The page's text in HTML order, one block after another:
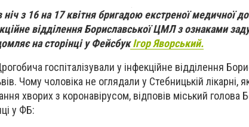
ніч з 16 на 17 квітня бригадою екстреної медичної
відділення Бориславської ЦМЛ з ознаками
на сторінці у ФейсбукІгор Яворський.
госпіталізували у інфекційне відділення
Чому чоловіка не оглядали у Стебницькій лікарні,
хворих з коронавірусом, відповів міський голова
у ФБ: